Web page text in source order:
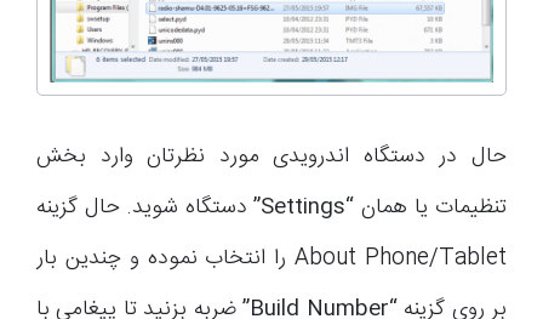
حال در دستگاه اندرویدی مورد نظرتان وارد بخش
تنظیمات یا همان “Settings”
دستگاه شوید. حال گزینه
About Phone/Tablet را انتخاب نموده و چندین بار
بر روی گزینه“Build Number”
ضربه بزنید تا پیغامی با